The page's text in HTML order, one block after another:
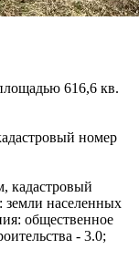
616,6 кв.
номер
кадастровый
земли населенных
общественное
- 3.0;